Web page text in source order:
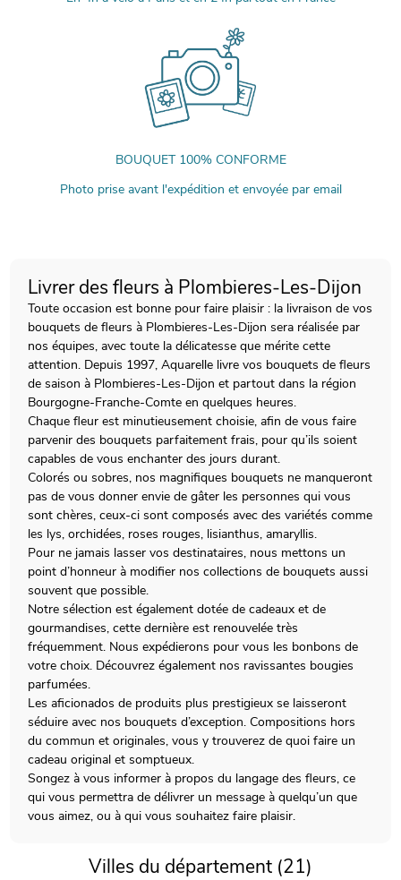
BOUQUET 100% CONFORME
Photo prise avant l'expédition et envoyée par email
Livrer des fleurs à Plombieres-Les-Dijon
Toute occasion est bonne pour faire plaisir : la livraison de vos
bouquets de fleurs à Plombieres-Les-Dijon sera réalisée par
nos équipes, avec toute la délicatesse que mérite cette
attention. Depuis 1997, Aquarelle livre vos bouquets de fleurs
de saison à Plombieres-Les-Dijon et partout dans la région
Bourgogne-Franche-Comte en quelques heures.
Chaque fleur est minutieusement choisie, afin de vous faire
parvenir des bouquets parfaitement frais, pour qu’ils soient
capables de vous enchanter des jours durant.
Colorés ou sobres, nos magnifiques bouquets ne manqueront
pas de vous donner envie de gâter les personnes qui vous
sont chères, ceux-ci sont composés avec des variétés comme
les lys, orchidées, roses rouges, lisianthus, amaryllis.
Pour ne jamais lasser vos destinataires, nous mettons un
point d’honneur à modifier nos collections de bouquets aussi
souvent que possible.
Notre sélection est également dotée de cadeaux et de
gourmandises, cette dernière est renouvelée très
fréquemment. Nous expédierons pour vous les bonbons de
votre choix. Découvrez également nos ravissantes bougies
parfumées.
Les aficionados de produits plus prestigieux se laisseront
séduire avec nos bouquets d’exception. Compositions hors
du commun et originales, vous y trouverez de quoi faire un
cadeau original et somptueux.
Songez à vous informer à propos du langage des fleurs, ce
qui vous permettra de délivrer un message à quelqu’un que
vous aimez, ou à qui vous souhaitez faire plaisir.
Villes du département (21)